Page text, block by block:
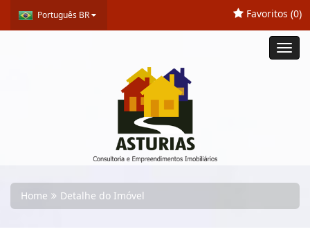
Português BR Favoritos (0)
Home Detalhe do Imóvel